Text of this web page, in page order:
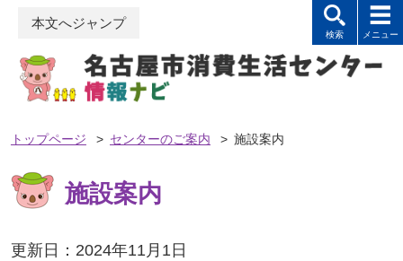
本文へジャンプ
トップページ > センターのご案内 > 施設案内
施設案内
更新日：2024年11月1日